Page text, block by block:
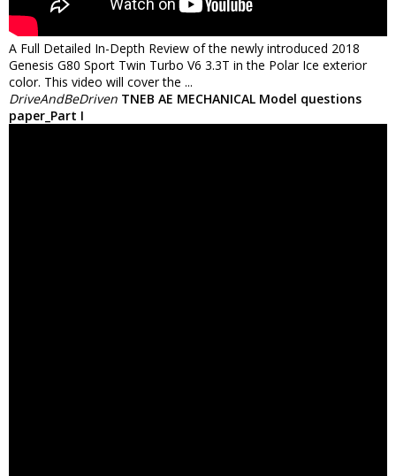
A Full Detailed In-Depth Review of the newly introduced 2018
Genesis G80 Sport Twin Turbo V6 3.3T in the Polar Ice exterior
color. This video will cover the ...
DriveAndBeDriven TNEB AE MECHANICAL Model questions
paper_Part I